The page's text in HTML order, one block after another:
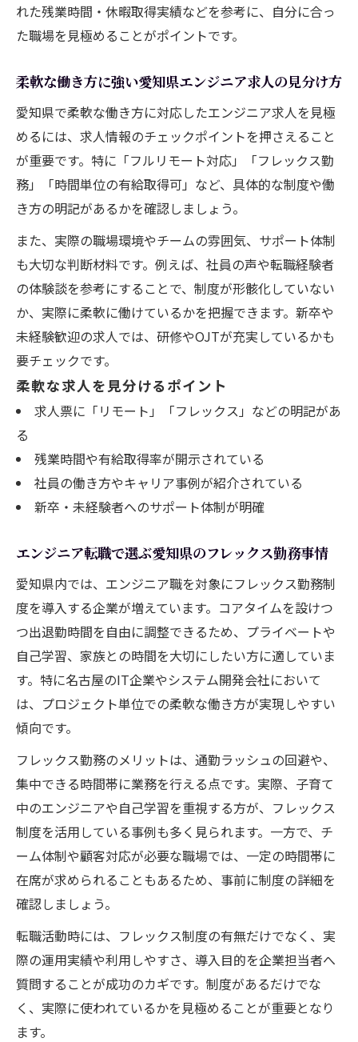
れた残業時間・休暇取得実績などを参考に、自分に合っ
た職場を見極めることがポイントです。
柔軟な働き方に強い愛知県エンジニア求人の見分け方
愛知県で柔軟な働き方に対応したエンジニア求人を見極
めるには、求人情報のチェックポイントを押さえること
が重要です。特に「フルリモート対応」「フレックス勤
務」「時間単位の有給取得可」など、具体的な制度や働
き方の明記があるかを確認しましょう。
また、実際の職場環境やチームの雰囲気、サポート体制
も大切な判断材料です。例えば、社員の声や転職経験者
の体験談を参考にすることで、制度が形骸化していない
か、実際に柔軟に働けているかを把握できます。新卒や
未経験歓迎の求人では、研修やOJTが充実しているかも
要チェックです。
柔軟な求人を見分けるポイント
求人票に「リモート」「フレックス」などの明記があ
る
残業時間や有給取得率が開示されている
社員の働き方やキャリア事例が紹介されている
新卒・未経験者へのサポート体制が明確
エンジニア転職で選ぶ愛知県のフレックス勤務事情
愛知県内では、エンジニア職を対象にフレックス勤務制
度を導入する企業が増えています。コアタイムを設けつ
つ出退勤時間を自由に調整できるため、プライベートや
自己学習、家族との時間を大切にしたい方に適していま
す。特に名古屋のIT企業やシステム開発会社において
は、プロジェクト単位での柔軟な働き方が実現しやすい
傾向です。
フレックス勤務のメリットは、通勤ラッシュの回避や、
集中できる時間帯に業務を行える点です。実際、子育て
中のエンジニアや自己学習を重視する方が、フレックス
制度を活用している事例も多く見られます。一方で、チ
ーム体制や顧客対応が必要な職場では、一定の時間帯に
在席が求められることもあるため、事前に制度の詳細を
確認しましょう。
転職活動時には、フレックス制度の有無だけでなく、実
際の運用実績や利用しやすさ、導入目的を企業担当者へ
質問することが成功のカギです。制度があるだけでな
く、実際に使われているかを見極めることが重要となり
ます。